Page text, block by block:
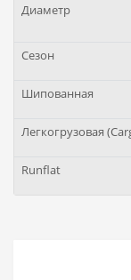
Диаметр
Сезон
Шипованная
Легкогрузовая
Runflat